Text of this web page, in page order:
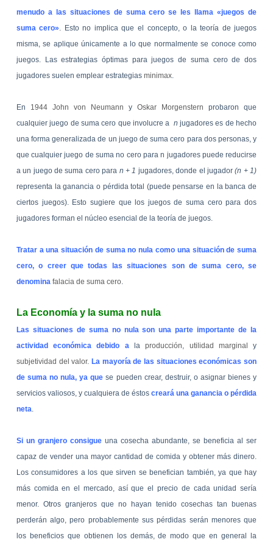
menudo a las situaciones de suma cero se les llama «juegos de
suma cero». Esto no implica que el concepto, o la teoría de juegos
misma, se aplique únicamente a lo que normalmente se conoce como
juegos. Las estrategias óptimas para juegos de suma cero de dos
jugadores suelen emplear estrategias minimax.
En 1944 John von Neumann yOskar Morgenstern probaron que
cualquier juego de suma cero que involucre a n jugadores es de hecho
una forma generalizada de un juego de suma cero para dos personas, y
que cualquier juego de suma no cero para n jugadores puede reducirse
a un juego de suma cero para n + 1 jugadores, donde el jugador(n + 1)
representa la ganancia o pérdida total (puede pensarse en la banca de
ciertos juegos). Esto sugiere que los juegos de suma cero para dos
jugadores forman el núcleo esencial de la teoría de juegos.
Tratar a una situación de suma no nula como una situación de suma
cero, o creer que todas las situaciones son de suma cero, se
denomina falacia de suma cero.
La Economía y la suma no nula
Las situaciones de suma no nula son una parte importante de la
actividad económica debido alaproducción, utilidad marginal
y
subjetividad del valor. La mayoría de las situaciones económicas son
de suma no nula, ya que se pueden crear, destruir, o asignar bienes y
servicios valiosos, y cualquiera de éstoscreará una ganancia o pérdida
neta.
Si un granjero consigue una cosecha abundante, se beneficia al ser
capaz de vender una mayor cantidad de comida y obtener más dinero.
Los consumidores a los que sirven se benefician también, ya que hay
más comida en el mercado, así que el precio de cada unidad sería
menor. Otros granjeros que no hayan tenido cosechas tan buenas
perderán algo, pero probablemente sus pérdidas serán menores que
los beneficios que obtienen los demás, de modo que en general la